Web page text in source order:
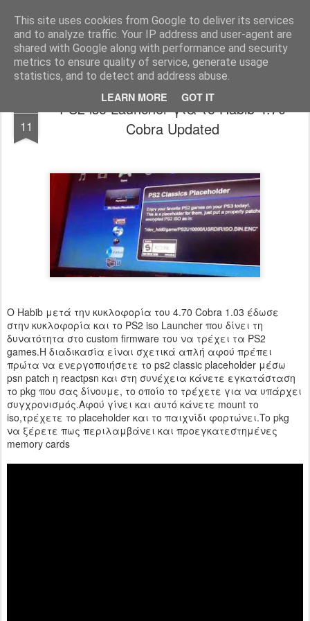
This site uses cookies from Google to deliver its services
and to analyze traffic. Your IP address and user-agent are
shared with Google along with performance and security
metrics to ensure quality of service, generate usage
statistics, and to detect and address abuse.
LEARN MORE GOT IT
www.psjailbreak.gr Καλωσήρθατε στο No1 site για τις κονσόλες Playstation στην Ελλάδα
Pages
11
PS2 iso Launcher για το Habib 4.70
Cobra Updated
O Habib μετά την κυκλοφορία του 4.70 Cobra 1.03 έδωσε
στην κυκλοφορία και το PS2 iso Launcher που δίνει τη
δυνατότητα στο custom firmware του να τρέχει τα PS2
games.H διαδικασία είναι σχετικά απλή αφού πρέπει
πρώτα να ενεργοποιήσετε το ps2 classic placeholder μέσω
psn patch η reactpsn και στη συνέχεια κάνετε εγκατάσταση
το pkg που σας δίνουμε, το οποίο το τρέχετε για να υπάρχει
συγχρονισμός.Αφού γίνει και αυτό κάνετε mount το
iso,τρέχετε το placeholder και το παιχνίδι φορτώνει.To pkg
να ξέρετε πως περιλαμβάνει και προεγκατεστημένες
memory cards